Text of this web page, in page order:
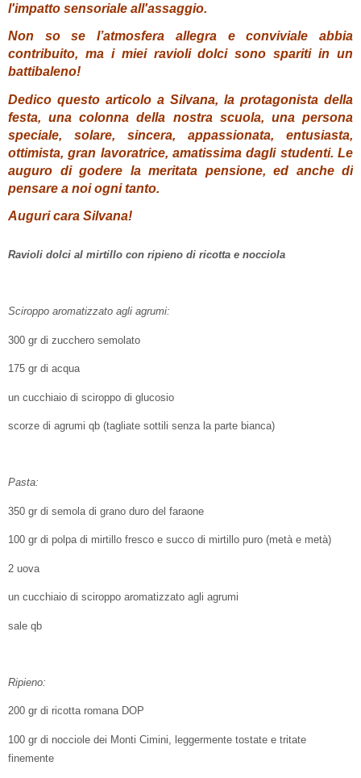
l'impatto sensoriale all'assaggio.
Non so se l’atmosfera allegra e conviviale abbia
contribuito, ma i miei ravioli dolci sono spariti in un
battibaleno!
Dedico questo articolo a Silvana, la protagonista della
festa, una colonna della nostra scuola, una persona
speciale, solare, sincera, appassionata, entusiasta,
ottimista, gran lavoratrice, amatissima dagli studenti. Le
auguro di godere la meritata pensione, ed anche di
pensare a noi ogni tanto.
Auguri cara Silvana!
Ravioli dolci al mirtillo con ripieno di ricotta e nocciola
Sciroppo aromatizzato agli agrumi:
300 gr di zucchero semolato
175 gr di acqua
un cucchiaio di sciroppo di glucosio
scorze di agrumi qb (tagliate sottili senza la parte bianca)
Pasta:
350 gr di semola di grano duro del faraone
100 gr di polpa di mirtillo fresco e succo di mirtillo puro (metà e metà)
2 uova
un cucchiaio di sciroppo aromatizzato agli agrumi
sale qb
Ripieno:
200 gr di ricotta romana DOP
100 gr di nocciole dei Monti Cimini, leggermente tostate e tritate
finemente